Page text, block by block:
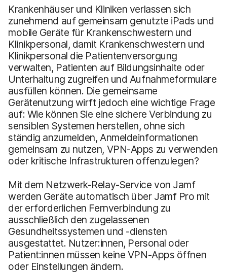
Krankenhäuser und Kliniken verlassen sich
zunehmend auf gemeinsam genutzte iPads und
mobile Geräte für Krankenschwestern und
Klinikpersonal, damit Krankenschwestern und
Klinikpersonal die Patientenversorgung
verwalten, Patienten auf Bildungsinhalte oder
Unterhaltung zugreifen und Aufnahmeformulare
ausfüllen können. Die gemeinsame
Gerätenutzung wirft jedoch eine wichtige Frage
auf: Wie können Sie eine sichere Verbindung zu
sensiblen Systemen herstellen, ohne sich
ständig anzumelden, Anmeldeinformationen
gemeinsam zu nutzen, VPN-Apps zu verwenden
oder kritische Infrastrukturen offenzulegen?
Mit dem Netzwerk-Relay-Service von Jamf
werden Geräte automatisch über Jamf Pro mit
der erforderlichen Fernverbindung zu
ausschließlich den zugelassenen
Gesundheitssystemen und -diensten
ausgestattet. Nutzer:innen, Personal oder
Patient:innen müssen keine VPN-Apps öffnen
oder Einstellungen ändern.